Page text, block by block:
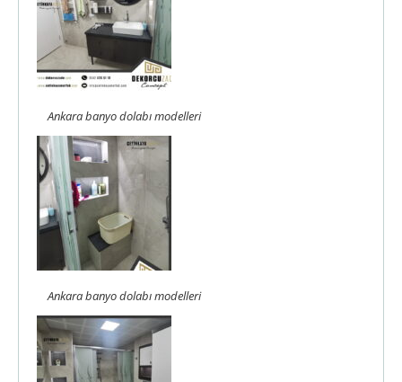
Ankara banyo dolabı modelleri
Ankara banyo dolabı modelleri